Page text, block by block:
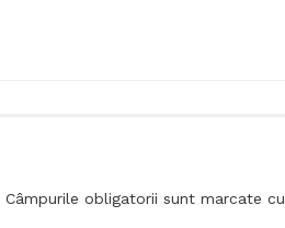
Câmpurile obligatorii sunt marcate cu